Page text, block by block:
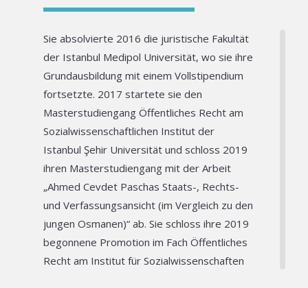
Sie absolvierte 2016 die juristische Fakultät
der Istanbul Medipol Universität, wo sie ihre
Grundausbildung mit einem Vollstipendium
fortsetzte. 2017 startete sie den
Masterstudiengang Öffentliches Recht am
Sozialwissenschaftlichen Institut der
Istanbul Şehir Universität und schloss 2019
ihren Masterstudiengang mit der Arbeit
„Ahmed Cevdet Paschas Staats-, Rechts-
und Verfassungsansicht (im Vergleich zu den
jungen Osmanen)“ ab. Sie schloss ihre 2019
begonnene Promotion im Fach Öffentliches
Recht am Institut für Sozialwissenschaften